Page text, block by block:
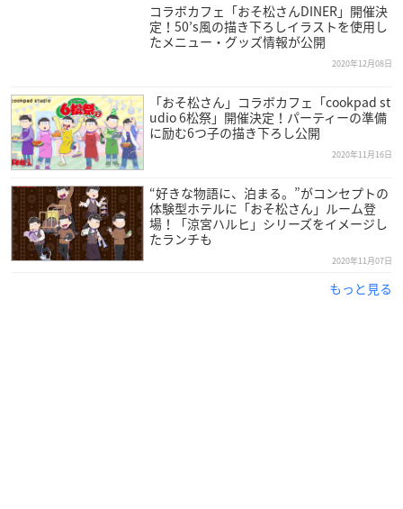
コラボカフェ「おそ松さんDINER」開催決
定！50’s風の描き下ろしイラストを使用し
たメニュー・グッズ情報が公開
2020年12月08日
「おそ松さん」コラボカフェ「cookpad st
udio 6松祭」開催決定！パーティーの準備
に励む6つ子の描き下ろし公開
2020年11月16日
“好きな物語に、泊まる。”がコンセプトの
体験型ホテルに「おそ松さん」ルーム登
場！「涼宮ハルヒ」シリーズをイメージし
たランチも
2020年11月07日
もっと見る